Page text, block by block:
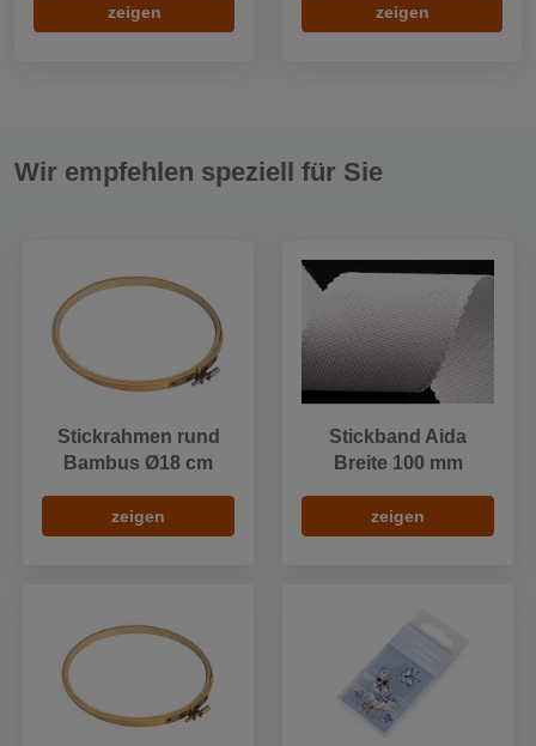
zeigen zeigen
Wir empfehlen speziell für Sie
Stickrahmen rund
Bambus Ø18 cm
zeigen
Stickband Aida
Breite 100 mm
zeigen